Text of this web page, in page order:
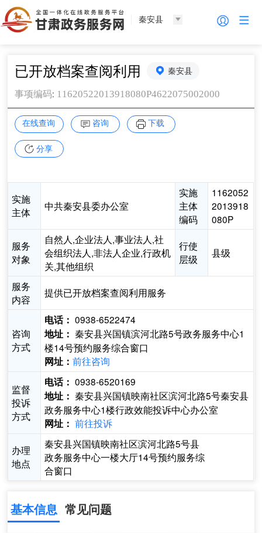
秦安县
已开放档案查阅利用 秦安县
事项编码: 11620522013918080P4622075002000
在线查询 咨询 下载
分享
实施
主体
中共秦安县委办公室
实施
主体
编码
1162052
2013918
080P
服务
对象
自然人,企业法人,事业法人,社
会组织法人,非法人企业,行政机
关,其他组织
行使
层级
县级
服务
内容
提供已开放档案查阅利用服务
咨询
方式
电话： 0938-6522474
地址： 秦安县兴国镇滨河北路5号政务服务中心1
楼14号预约服务综合窗口
网址：前往咨询
监督
投诉
方式
电话： 0938-6520169
地址： 秦安县兴国镇映南社区滨河北路5号秦安县
政务服务中心1楼行政效能投诉中心办公室
网址： 前往投诉
办理
地点
秦安县兴国镇映南社区滨河北路5号县
政务服务中心一楼大厅14号预约服务综
合窗口
基本信息 常见问题